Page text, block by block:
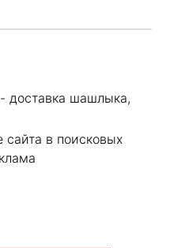
шашлыка,
сайта в поисковых